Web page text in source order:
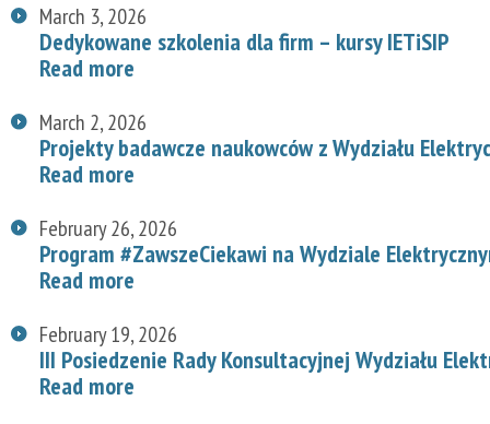
March 3, 2026
Dedykowane szkolenia dla firm – kursy IETiSIP
Read more
March 2, 2026
Projekty badawcze naukowców z Wydziału
Read more
February 26, 2026
Program #ZawszeCiekawi na Wydziale
Read more
February 19, 2026
III Posiedzenie Rady Konsultacyjnej Wydziału
Read more